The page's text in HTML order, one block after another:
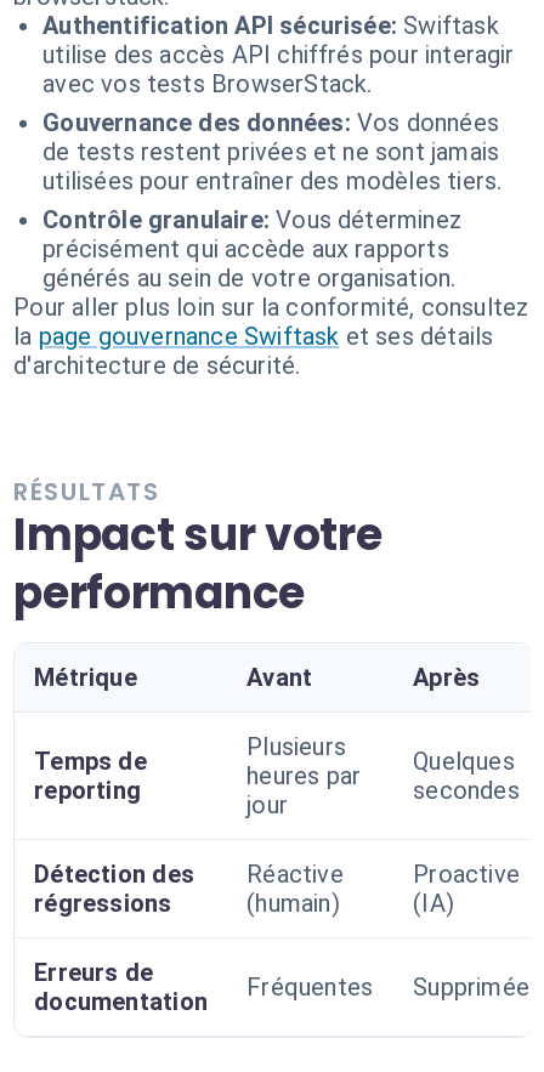
Authentification API sécurisée: Swiftask
utilise des accès API chiffrés pour interagir
avec vos tests BrowserStack.
Gouvernance des données: Vos données
de tests restent privées et ne sont jamais
utilisées pour entraîner des modèles tiers.
Contrôle granulaire: Vous déterminez
précisément qui accède aux rapports
générés au sein de votre organisation.
Pour aller plus loin sur la conformité, consultez
la page gouvernance Swiftask et ses détails
d'architecture de sécurité.
RÉSULTATS
Impact sur votre
performance
Métrique Avant Après
Temps de
reporting
Plusieurs
heures par
jour
Quelques
secondes
Détection des
régressions
Réactive
(humain)
Proactive
(IA)
Erreurs de
documentation
Fréquentes Supprimées